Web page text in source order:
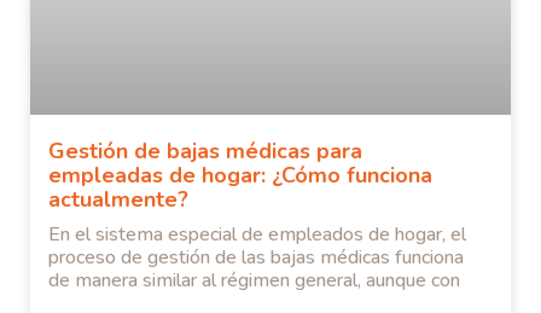
Gestión de bajas médicas para
empleadas de hogar: ¿Cómo funciona
actualmente?
En el sistema especial de empleados de hogar, el
proceso de gestión de las bajas médicas funciona
de manera similar al régimen general, aunque con